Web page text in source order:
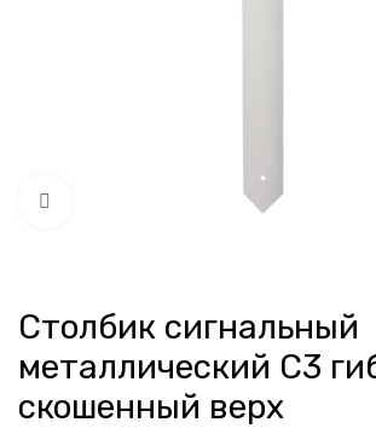
Нажмите, чтобы увеличить
Столбик сигнальный
металлический С3
скошенный верх